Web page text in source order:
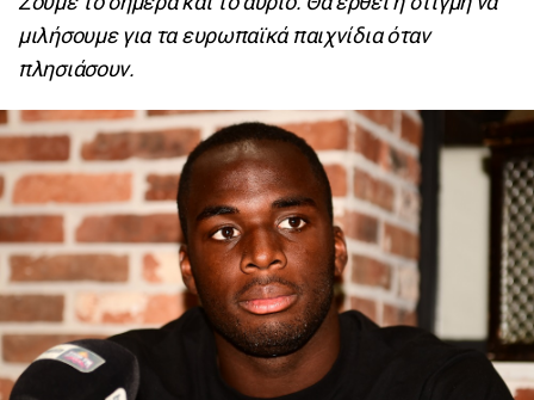
μιλήσουμε για τα ευρωπαϊκά παιχνίδια όταν
πλησιάσουν.